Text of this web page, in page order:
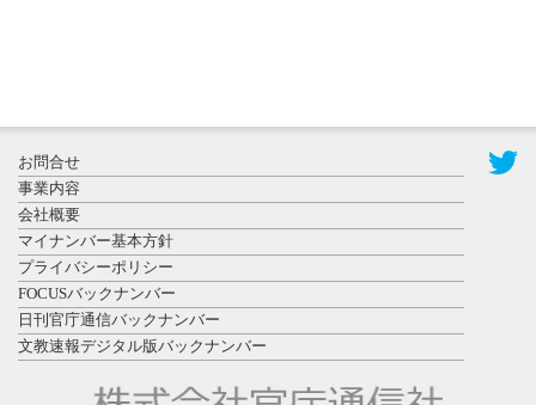
登録有形文
化財となっ
た東北大植
物園八...
お問合せ
事業内容
会社概要
マイナンバー基本方針
プライバシーポリシー
FOCUSバックナンバー
日刊官庁通信バックナンバー
文教速報デジタル版バックナンバー